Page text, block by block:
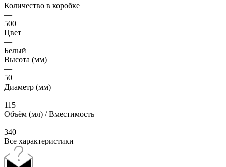
Количество в коробке
—
500
Цвет
—
Белый
Высота (мм)
—
50
Диаметр (мм)
—
115
Объём (мл) / Вместимость
—
340
Все характеристики